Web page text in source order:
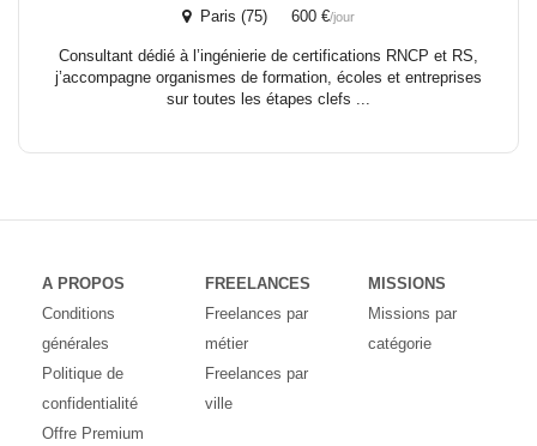
Paris (75) 600 €/jour
Consultant dédié à l’ingénierie de certifications RNCP et RS,
j’accompagne organismes de formation, écoles et entreprises
sur toutes les étapes clefs ...
A PROPOS
Conditions
générales
Politique de
confidentialité
Offre Premium
FREELANCES
Freelances par
métier
Freelances par
ville
MISSIONS
Missions par
catégorie